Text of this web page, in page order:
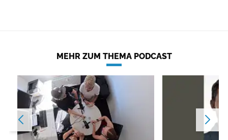
MEHR ZUM THEMA PODCAST